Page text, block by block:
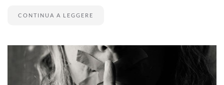
CONTINUA A LEGGERE